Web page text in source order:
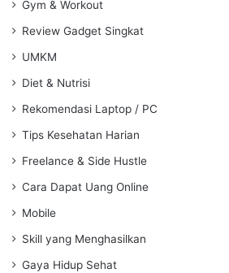
Gym & Workout
Review Gadget Singkat
UMKM
Diet & Nutrisi
Rekomendasi Laptop / PC
Tips Kesehatan Harian
Freelance & Side Hustle
Cara Dapat Uang Online
Mobile
Skill yang Menghasilkan
Gaya Hidup Sehat